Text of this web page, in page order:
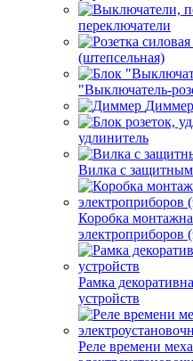
переключатели
(штепсельная)
"Выключатель-
Диммер
удлинитель
Вилка с
Коробка
электроприборов
Рамка
устройств
Реле времени